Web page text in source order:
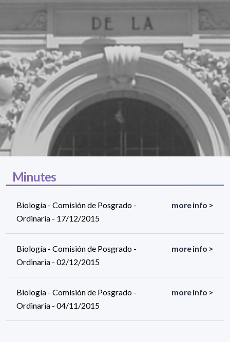
Minutes
Biología - Comisión de Posgrado -
Ordinaria - 17/12/2015
more info >
Biología - Comisión de Posgrado -
Ordinaria - 02/12/2015
more info >
Biología - Comisión de Posgrado -
Ordinaria - 04/11/2015
more info >